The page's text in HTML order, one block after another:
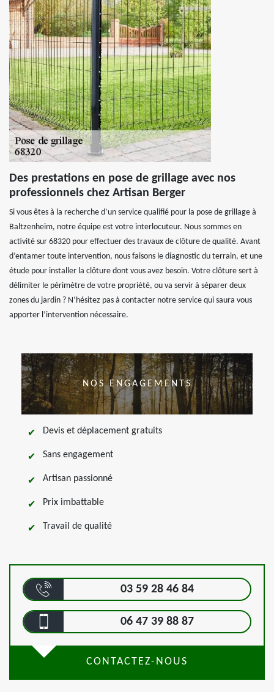
Des prestations en pose de grillage avec nos
professionnels chez Artisan Berger
Si vous êtes à la recherche d’un service qualifié pour la pose de grillage à
Baltzenheim, notre équipe est votre interlocuteur. Nous sommes en
activité sur 68320 pour effectuer des travaux de clôture de qualité. Avant
d’entamer toute intervention, nous faisons le diagnostic du terrain, et une
étude pour installer la clôture dont vous avez besoin. Votre clôture sert à
délimiter le périmètre de votre propriété, ou va servir à séparer deux
zones du jardin ? N’hésitez pas à contacter notre service qui saura vous
apporter l’intervention nécessaire.
NOS ENGAGEMENTS
Devis et déplacement gratuits
Sans engagement
Artisan passionné
Prix imbattable
Travail de qualité
03 59 28 46 84
06 47 39 88 87
CONTACTEZ-NOUS